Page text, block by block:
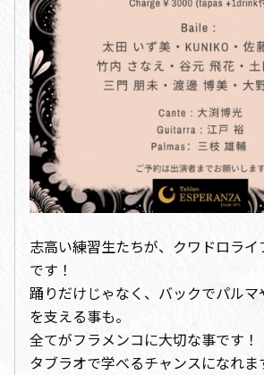
志高い練習生たちが、クワドロラ
です！
踊りだけじゃなく、バックでパルマ
を支える事も。
全てがフラメンコに大切な事です！
タブラオで学べるチャンスになれま